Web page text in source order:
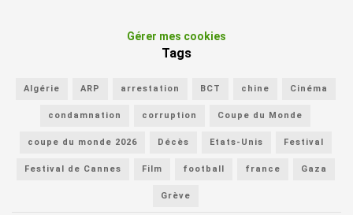
Gérer mes cookies
Tags
Algérie ARP arrestation BCT chine Cinéma
condamnation corruption Coupe du Monde
coupe du monde 2026 Décès Etats-Unis Festival
Festival de Cannes Film football france Gaza
Grève